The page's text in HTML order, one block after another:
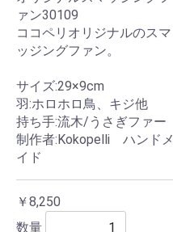
ァン30109
ココペリオリジナルのスマ
ッジングファン。
サイズ:29×9cm
羽:ホロホロ鳥、キジ他
持ち手:流木/うさぎファー
制作者:Kokopelli ハンドメ
イド
￥8,250
数量